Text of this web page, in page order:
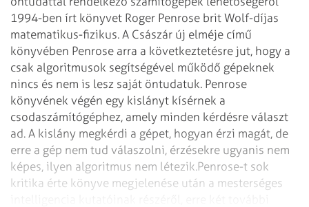
1994-ben írt könyvet Roger Penrose brit Wolf-díjas
matematikus-fizikus. A Császár új elméje című
könyvében Penrose arra a következtetésre jut, hogy a
csak algoritmusok segítségével működő gépeknek
nincs és nem is lesz saját öntudatuk. Penrose
könyvének végén egy kislányt kísérnek a
csodaszámítógéphez, amely minden kérdésre választ
ad. A kislány megkérdi a gépet, hogyan érzi magát, de
erre a gép nem tud válaszolni, érzésekre ugyanis nem
képes, ilyen algoritmus nem létezik.Penrose-t sok
kritika érte könyve megjelenése után a mesterséges